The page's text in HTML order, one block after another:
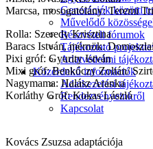
Generációk közötti
Művelődő
Részvételi fórumok
Tájékoztató
Adatvédelmi
Közérdekű információk
Adatkezelési
Rendezvényeinkről
Kapcsolat
Marcsa, mosogatólány: Teremi
Rolla: Szeredy Krisztina
Baracs István, mérnök:
Pixi gróf: Gyurity István
Mixi gróf: Benkóczy Zoltán/
Nagymama: Halász Aranka
Korláthy Gróf: Kokas László
Kovács Zsuzsa adaptációja